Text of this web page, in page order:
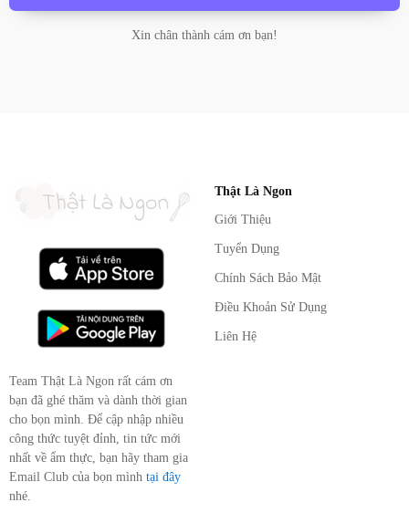
Xin chân thành cám ơn bạn!
Team Thật Là Ngon rất cám ơn
bạn đã ghé thăm và dành thời gian
cho bọn mình. Để cập nhập nhiều
công thức tuyệt đỉnh, tin tức mới
nhất về ẩm thực, bạn hãy tham gia
Email Club của bọn mình tại đây
nhé.
Thật Là Ngon
Giới Thiệu
Tuyển Dụng
Chính Sách Bảo Mật
Điều Khoản Sử Dụng
Liên Hệ